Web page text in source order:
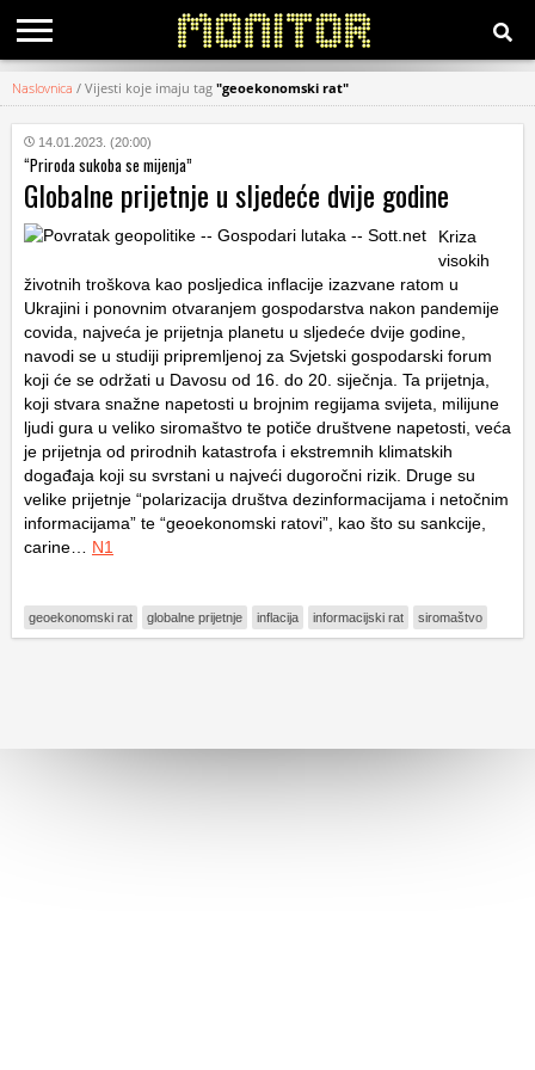
KATEGORIJE
HRVATSKI
WEB
Naslovnica / Vijesti koje imaju tag "geoekonomski rat"
14.01.2023. (20:00)
“Priroda sukoba se mijenja”
Globalne prijetnje u sljedeće dvije godine
Kriza
visokih
životnih troškova kao posljedica inflacije izazvane ratom u
Ukrajini i ponovnim otvaranjem gospodarstva nakon pandemije
covida, najveća je prijetnja planetu u sljedeće dvije godine,
navodi se u studiji pripremljenoj za Svjetski gospodarski forum
koji će se održati u Davosu od 16. do 20. siječnja. Ta prijetnja,
koji stvara snažne napetosti u brojnim regijama svijeta, milijune
ljudi gura u veliko siromaštvo te potiče društvene napetosti, veća
je prijetnja od prirodnih katastrofa i ekstremnih klimatskih
događaja koji su svrstani u najveći dugoročni rizik. Druge su
velike prijetnje “polarizacija društva dezinformacijama i netočnim
informacijama” te “geoekonomski ratovi”, kao što su sankcije,
carine… N1
geoekonomski rat globalne prijetnje inflacija informacijski rat siromaštvo